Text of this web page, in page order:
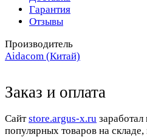
Гарантия
Отзывы
Производитель
Aidacom (Китай)
Заказ и оплата
Cайтstore.argus-x.ru
популярных товаров на складе,